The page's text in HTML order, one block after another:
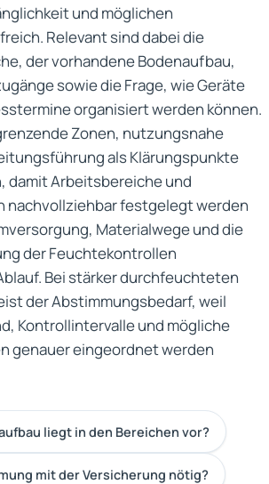
und möglichen
Relevant sind dabei die
der vorhandene Bodenaufbau,
sowie die Frage, wie Geräte
organisiert werden können.
Zonen, nutzungsnahe
als Klärungspunkte
damit Arbeitsbereiche und
nachvollziehbar festgelegt werden
Materialwege und die
der Feuchtekontrollen
Bei stärker durchfeuchteten
der Abstimmungsbedarf, weil
Kontrollintervalle und mögliche
genauer eingeordnet werden
liegt in den Bereichen vor?
mit der Versicherung nötig?